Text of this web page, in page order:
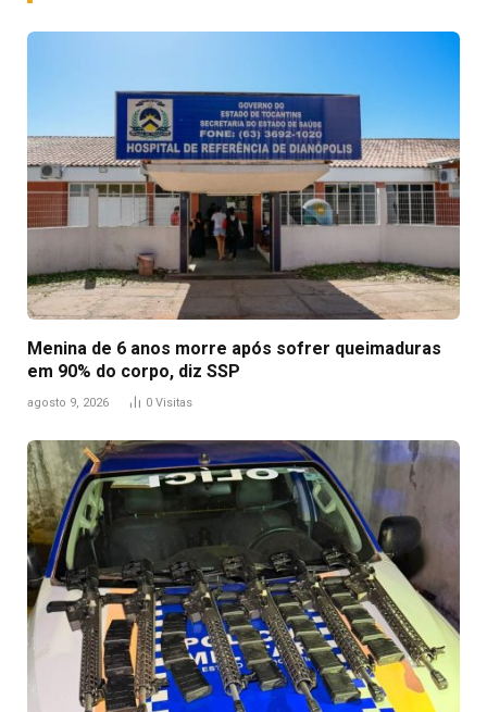
Menina de 6 anos morre após sofrer queimaduras
em 90% do corpo, diz SSP
agosto 9, 2026 0 Visitas